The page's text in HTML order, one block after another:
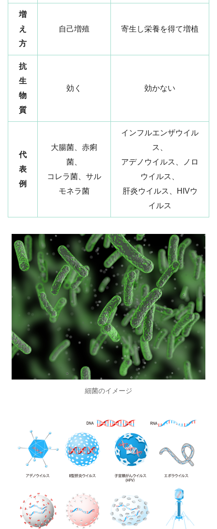
増
え
方
自己増殖 寄生し栄養を得て増植
抗
生
物
質
効く 効かない
代
表
例
大腸菌、赤痢
菌、
コレラ菌、サル
モネラ菌
インフルエンザウイル
ス、
アデノウイルス、ノロ
ウイルス、
肝炎ウイルス、HIVウ
イルス
細菌のイメージ